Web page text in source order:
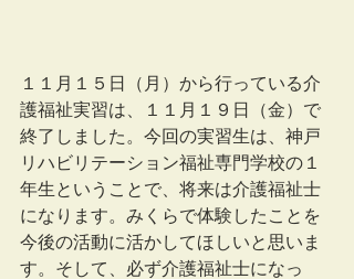
１１月１５日（月）から行っている介
護福祉実習は、１１月１９日（金）で
終了しました。今回の実習生は、神戸
リハビリテーション福祉専門学校の１
年生ということで、将来は介護福祉士
になります。みくらで体験したことを
今後の活動に活かしてほしいと思いま
す。そして、必ず介護福祉士になっ